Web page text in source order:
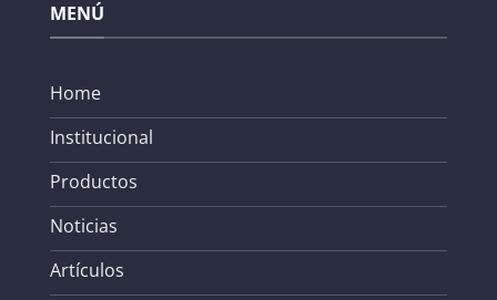
MENÚ
Home
Institucional
Productos
Noticias
Artículos